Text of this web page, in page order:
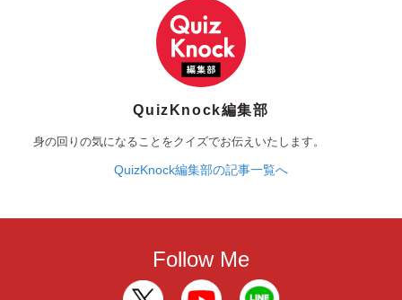
QuizKnock編集部
身の回りの気になることをクイズでお伝えいたします。
QuizKnock編集部の記事一覧へ
Follow Me